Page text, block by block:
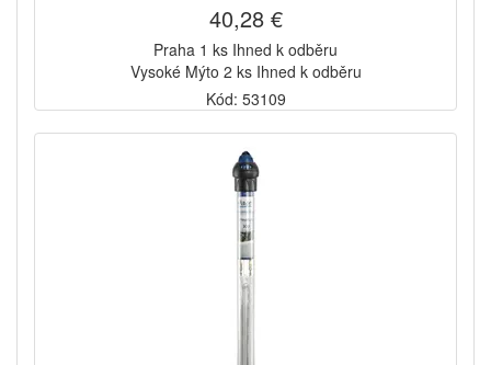
40,28 €
Praha 1 ks Ihned k odběru
Vysoké Mýto 2 ks Ihned k odběru
Kód: 53109